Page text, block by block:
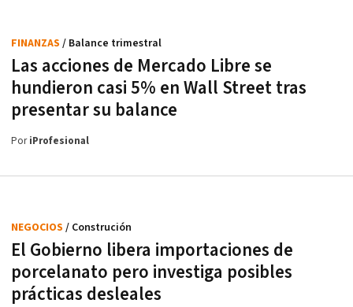
Las acciones de Mercado Libre se
hundieron casi 5% en Wall Street tras
presentar su balance
FINANZAS / Balance trimestral
PoriProfesional
El Gobierno libera importaciones de
porcelanato pero investiga posibles
prácticas desleales
NEGOCIOS / Construción